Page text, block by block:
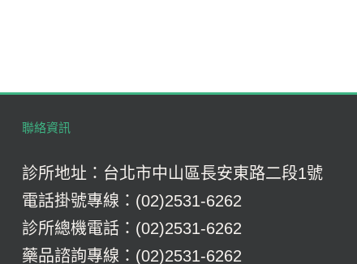
聯絡資訊
診所地址：台北市中山區長安東路二段1號
電話掛號專線：(02)2531-6262
診所總機電話：(02)2531-6262
藥品諮詢專線：(02)2531-6262